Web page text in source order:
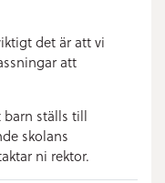
det är att vi
att
barn ställs till
skolans
ni rektor.